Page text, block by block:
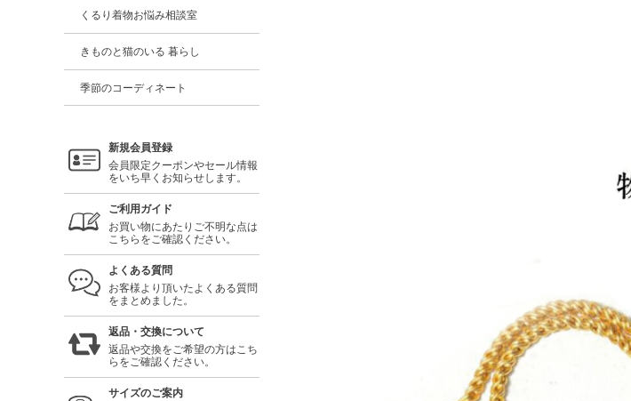
くるり着物お悩み相談室
きものと猫のいる 暮らし
季節のコーディネート
新規会員登録
会員限定クーポンやセール情報
をいち早くお知らせします。
ご利用ガイド
お買い物にあたりご不明な点は
こちらをご確認ください。
よくある質問
お客様より頂いたよくある質問
をまとめました。
返品・交換について
返品や交換をご希望の方はこち
らをご確認ください。
サイズのご案内